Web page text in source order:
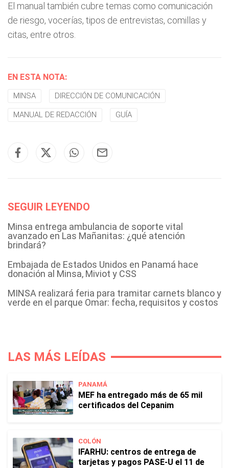
El manual también cubre temas como comunicación
de riesgo, vocerías, tipos de entrevistas, comillas y
citas, entre otros.
EN ESTA NOTA:
MINSA DIRECCIÓN DE COMUNICACIÓN
MANUAL DE REDACCIÓN GUÍA
SEGUIR LEYENDO
Minsa entrega ambulancia de soporte vital
avanzado en Las Mañanitas: ¿qué atención
brindará?
Embajada de Estados Unidos en Panamá hace
donación al Minsa, Miviot y CSS
MINSA realizará feria para tramitar carnets blanco y
verde en el parque Omar: fecha, requisitos y costos
LAS MÁS LEÍDAS
PANAMÁ
MEF ha entregado más de 65 mil
certificados del Cepanim
COLÓN
IFARHU: centros de entrega de
tarjetas y pagos PASE-U el 11 de